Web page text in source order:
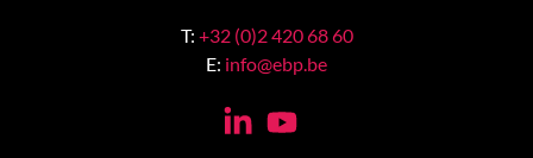
T: +32 (0)2 420 68 60
E: info@ebp.be